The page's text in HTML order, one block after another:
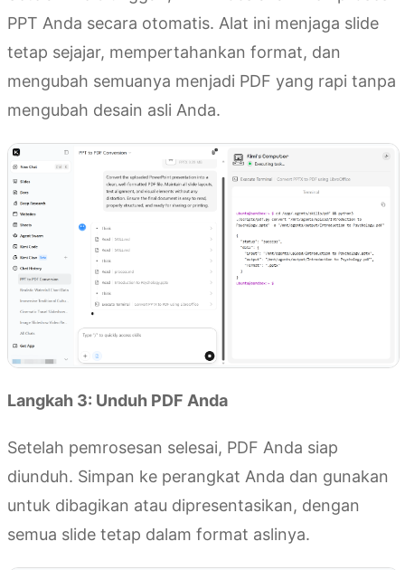
PPT Anda secara otomatis. Alat ini menjaga slide
tetap sejajar, mempertahankan format, dan
mengubah semuanya menjadi PDF yang rapi tanpa
mengubah desain asli Anda.
Langkah 3: Unduh PDF Anda
Setelah pemrosesan selesai, PDF Anda siap
diunduh. Simpan ke perangkat Anda dan gunakan
untuk dibagikan atau dipresentasikan, dengan
semua slide tetap dalam format aslinya.